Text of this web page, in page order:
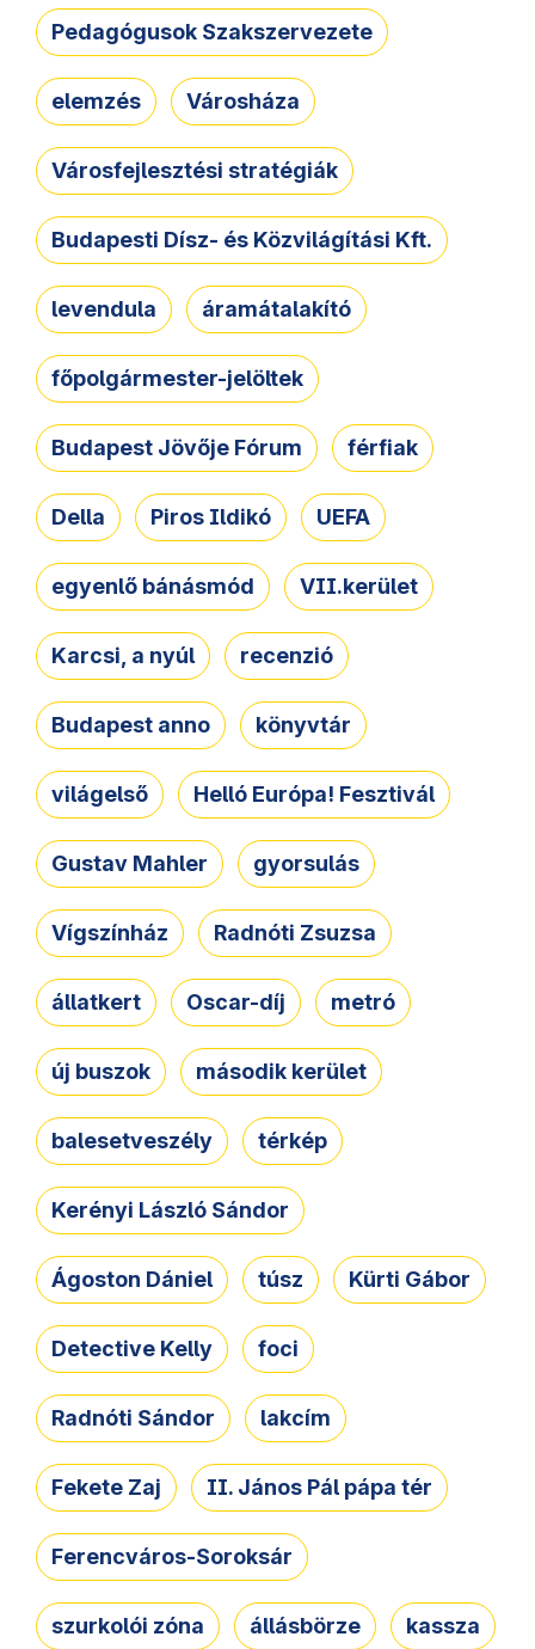
Pedagógusok Szakszervezete
elemzés Városháza
Városfejlesztési stratégiák
Budapesti Dísz- és Közvilágítási Kft.
levendula áramátalakító
főpolgármester-jelöltek
Budapest Jövője Fórum férfiak
Della Piros Ildikó UEFA
egyenlő bánásmód VII.kerület
Karcsi, a nyúl recenzió
Budapest anno könyvtár
világelső Helló Európa! Fesztivál
Gustav Mahler gyorsulás
Vígszínház Radnóti Zsuzsa
állatkert Oscar-díj metró
új buszok második kerület
balesetveszély térkép
Kerényi László Sándor
Ágoston Dániel túsz Kürti Gábor
Detective Kelly foci
Radnóti Sándor lakcím
Fekete Zaj II. János Pál pápa tér
Ferencváros-Soroksár
szurkolói zóna állásbörze kassza